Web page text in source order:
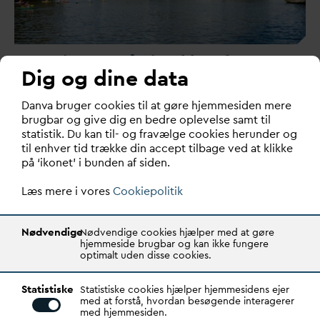
Regeringen må sige klart fra over
for presset på 'Forureneren
betaler'-princippet
De sektorer, hvis produkter bidrager væsentligt til
mikroforurening af spilde vandet, skal selvfølgel…
Dig og dine data
Danva bruger cookies til at gøre hjemmesiden mere
brugbar og give dig en bedre oplevelse samt til
statistik. Du kan til- og fravælge cookies herunder og
til enhver tid trække din accept tilbage ved at klikke
på ‘ikonet’ i bunden af siden.
Læs mere i voresCookiepolitik
NødvendigeNødvendige cookies hjælper med at gøre
hjemmeside brugbar og kan ikke fungere
optimalt uden disse cookies.
Statistiske Statistiske cookies hjælper hjemmesidens ejer
med at forstå, hvordan besøgende interagerer
med hjemmesiden.